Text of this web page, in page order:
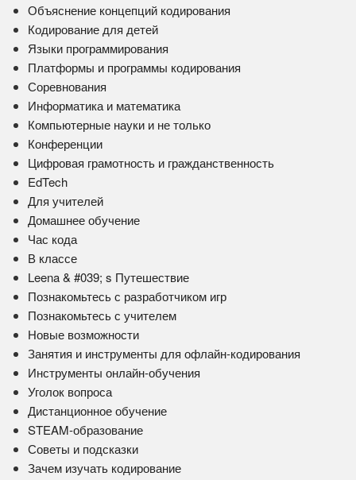
Объяснение концепций кодирования
Кодирование для детей
Языки программирования
Платформы и программы кодирования
Соревнования
Информатика и математика
Компьютерные науки и не только
Конференции
Цифровая грамотность и гражданственность
EdTech
Для учителей
Домашнее обучение
Час кода
В классе
Leena & #039; s Путешествие
Познакомьтесь с разработчиком игр
Познакомьтесь с учителем
Новые возможности
Занятия и инструменты для офлайн-кодирования
Инструменты онлайн-обучения
Уголок вопроса
Дистанционное обучение
STEAM-образование
Советы и подсказки
Зачем изучать кодирование